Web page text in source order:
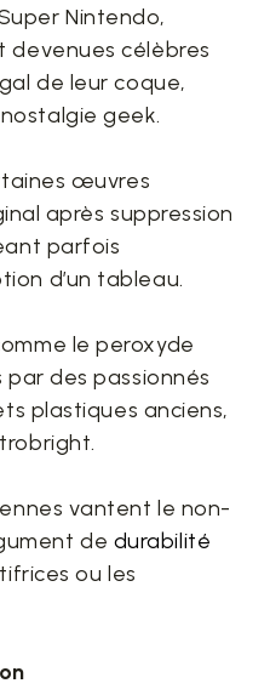
Nintendo,
devenues célèbres
de leur coque,
geek.
œuvres
après suppression
parfois
d’un tableau.
le peroxyde
par des passionnés
plastiques anciens,
vantent le non-
de durabilité
ou les